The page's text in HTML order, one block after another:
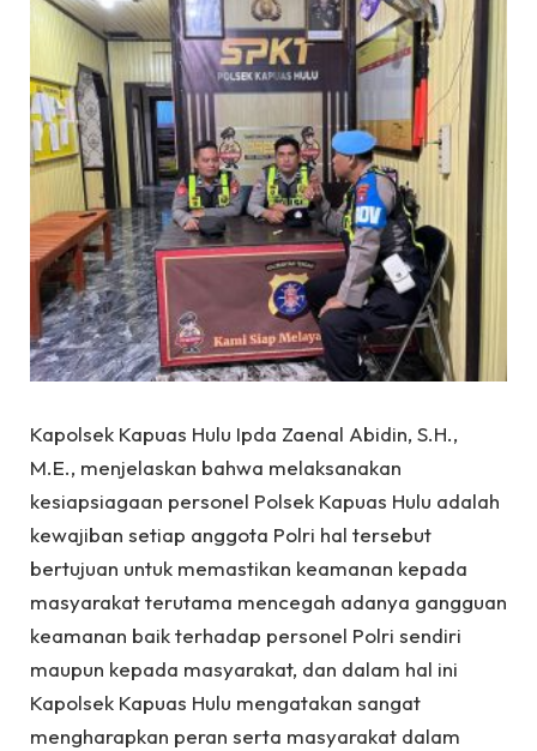
Kapolsek Kapuas Hulu Ipda Zaenal Abidin, S.H.,
M.E., menjelaskan bahwa melaksanakan
kesiapsiagaan personel Polsek Kapuas Hulu adalah
kewajiban setiap anggota Polri hal tersebut
bertujuan untuk memastikan keamanan kepada
masyarakat terutama mencegah adanya gangguan
keamanan baik terhadap personel Polri sendiri
maupun kepada masyarakat, dan dalam hal ini
Kapolsek Kapuas Hulu mengatakan sangat
mengharapkan peran serta masyarakat dalam